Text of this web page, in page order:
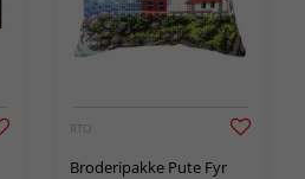
RTO
Broderipakke Pute Fyr